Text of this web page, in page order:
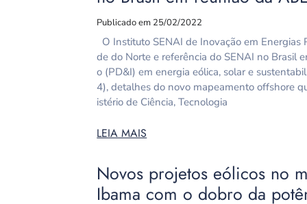
Publicado em 25/02/2022
O Instituto SENAI de Inovação em Energias
de do Norte e referência do SENAI no Brasil
o (PD&I) em energia eólica, solar e
4), detalhes do novo mapeamento offshore
istério de Ciência, Tecnologia
LEIA MAIS
Novos projetos eólicos no
Ibama com o dobro da